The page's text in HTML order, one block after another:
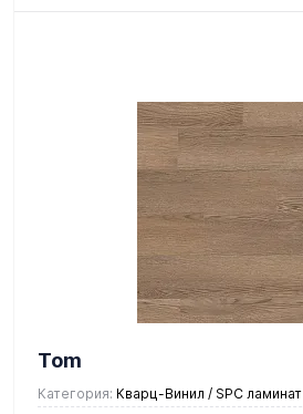
Tom
Категория: Кварц-Винил / SPC ламинат